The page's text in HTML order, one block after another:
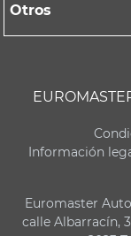
Otros
Información
Euromaster
calle Albarracín,